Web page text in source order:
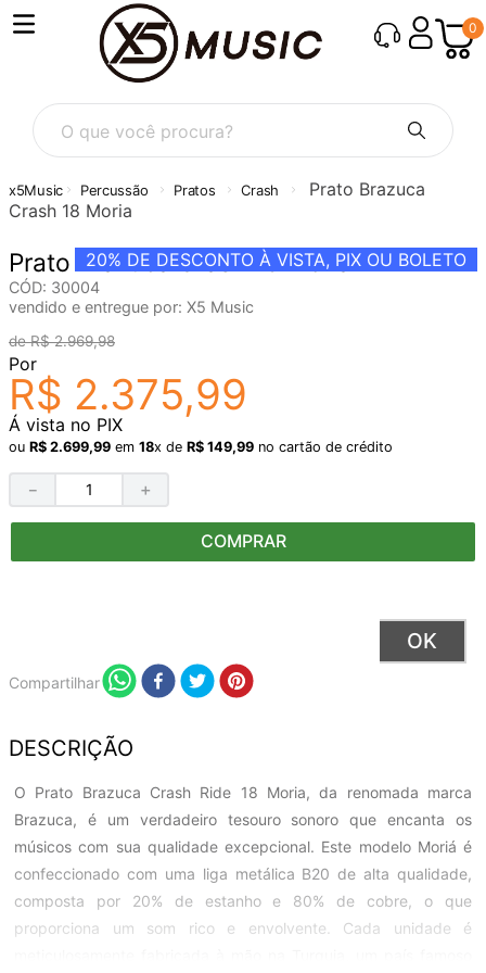
0
Percussão Pratos Crash
Prato Brazuca
Crash 18 Moria
20% DE DESCONTO À VISTA, PIX OU BOLETO
Prato Brazuca Crash 18 Moria
CÓD: 30004
vendido e entregue por: X5 Music
R$ 2.969,98
Por
R$ 2.375,99
Á vista no PIX
ou R$ 2.699,99 em 18x de R$ 149,99 no cartão de crédito
＋
－
COMPRAR
Compartilhar
DESCRIÇÃO
O Prato Brazuca Crash Ride 18 Moria, da renomada marca
Brazuca, é um verdadeiro tesouro sonoro que encanta os
músicos com sua qualidade excepcional. Este modelo Moriá é
confeccionado com uma liga metálica B20 de alta qualidade,
composta por 20% de estanho e 80% de cobre, o que
proporciona um som rico e envolvente. Cada unidade é